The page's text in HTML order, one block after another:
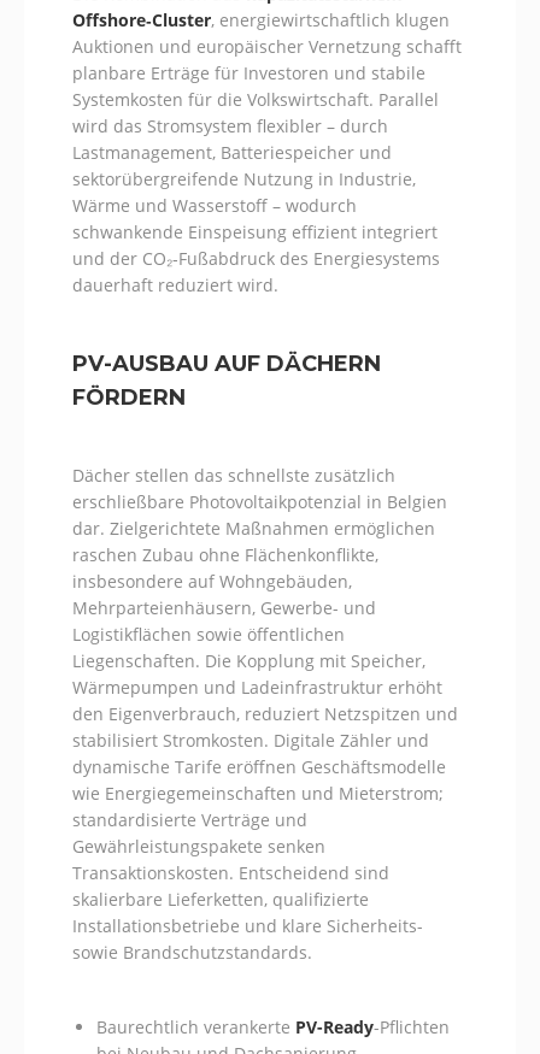
Offshore‑Cluster, energiewirtschaftlich klugen
Auktionen und europäischer Vernetzung schafft
planbare Erträge für Investoren und stabile
Systemkosten für die Volkswirtschaft. Parallel
wird das Stromsystem flexibler – durch
Lastmanagement, Batteriespeicher und
sektorübergreifende Nutzung in Industrie,
Wärme und Wasserstoff – wodurch
schwankende Einspeisung effizient integriert
und der CO₂‑Fußabdruck des Energiesystems
dauerhaft reduziert wird.
PV-AUSBAU AUF DÄCHERN
FÖRDERN
Dächer stellen das schnellste zusätzlich
erschließbare Photovoltaikpotenzial in Belgien
dar. Zielgerichtete Maßnahmen ermöglichen
raschen Zubau ohne Flächenkonflikte,
insbesondere auf Wohngebäuden,
Mehrparteienhäusern, Gewerbe- und
Logistikflächen sowie öffentlichen
Liegenschaften. Die Kopplung mit Speicher,
Wärmepumpen und Ladeinfrastruktur erhöht
den Eigenverbrauch, reduziert Netzspitzen und
stabilisiert Stromkosten. Digitale Zähler und
dynamische Tarife eröffnen Geschäftsmodelle
wie Energiegemeinschaften und Mieterstrom;
standardisierte Verträge und
Gewährleistungspakete senken
Transaktionskosten. Entscheidend sind
skalierbare Lieferketten, qualifizierte
Installationsbetriebe und klare Sicherheits-
sowie Brandschutzstandards.
Baurechtlich verankerte PV-Ready-Pflichten